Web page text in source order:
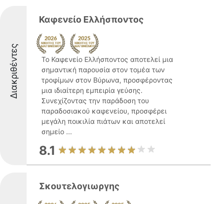
Διακριθέντες
Καφενείο Ελλήσποντος
Το Καφενείο Ελλήσποντος αποτελεί μια
σημαντική παρουσία στον τομέα των
τροφίμων στον Βύρωνα, προσφέροντας
μια ιδιαίτερη εμπειρία γεύσης.
Συνεχίζοντας την παράδοση του
παραδοσιακού καφενείου, προσφέρει
μεγάλη ποικιλία πιάτων και αποτελεί
σημείο ...
8.1
Σκουτελογιωργης